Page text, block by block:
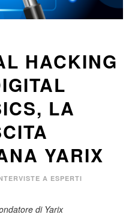
HACKING
LA
YARIX
A ESPERTI
di Yarix